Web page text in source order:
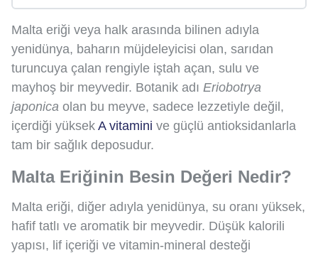
Malta eriği veya halk arasında bilinen adıyla
yenidünya, baharın müjdeleyicisi olan, sarıdan
turuncuya çalan rengiyle iştah açan, sulu ve
mayhoş bir meyvedir. Botanik adı Eriobotrya
japonica olan bu meyve, sadece lezzetiyle değil,
içerdiği yüksek A vitamini ve güçlü antioksidanlarla
tam bir sağlık deposudur.
Malta Eriğinin Besin Değeri Nedir?
Malta eriği, diğer adıyla yenidünya, su oranı yüksek,
hafif tatlı ve aromatik bir meyvedir. Düşük kalorili
yapısı, lif içeriği ve vitamin-mineral desteği